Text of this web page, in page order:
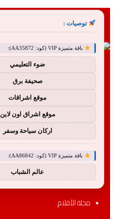
القائمة
الأقسام
التصنيفات والسلسلة
مجلة الأفلام
توصيات :
باقة متميزة VIP (كود: AA35872):
ضوء التعليمي
صحيفة برق
موقع اشراقات
موقع اشراق اون لاين
اركان سياحة وسفر
باقة متميزة VIP (كود: AA86842):
عالم الشباب